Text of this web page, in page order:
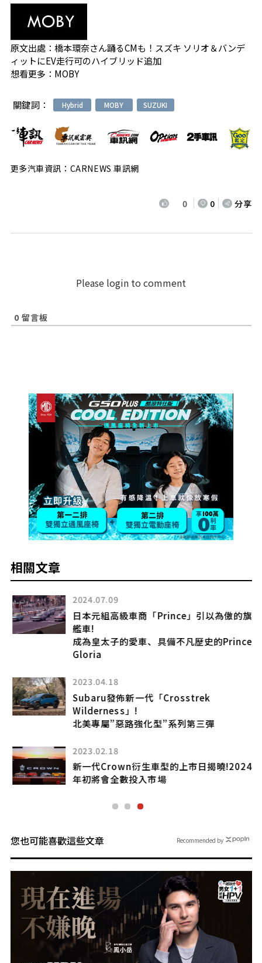
原文出處： 橋本環奈さん踊るCMも！スズキ ソリオ＆バンデ
ィットにEV走行可のハイブリッド追加
想看更多： MOBY
關鍵詞： Hybrid MOBY SUZUKI
更多汽車資訊：CARNEWS 車訊網
0 0 分享
Please login to comment
0 留言板
相關文章
2024.07.09
日本元組高級車商「Prince」引以為傲的旗
艦車!
成為皇太子的愛車、具備不凡歷史的Prince
Gloria
2023.04.18
Subaru發佈新一代「Crosstrek
Wilderness」!
北美專屬”惡路強化型”系列第三彈
2023.02.18
新一代Crown衍生車型的上市日揭曉!2024
年初將會全數投入市場
您也可能喜歡這些文章 Recommended by